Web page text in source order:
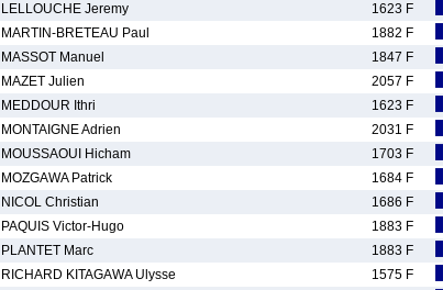
LELLOUCHE Jeremy 1623 F
MARTIN-BRETEAU Paul 1882 F
MASSOT Manuel 1847 F
MAZET Julien 2057 F
MEDDOUR Ithri 1623 F
MONTAIGNE Adrien 2031 F
MOUSSAOUI Hicham 1703 F
MOZGAWA Patrick 1684 F
NICOL Christian 1686 F
PAQUIS Victor-Hugo 1883 F
PLANTET Marc 1883 F
RICHARD KITAGAWA Ulysse 1575 F